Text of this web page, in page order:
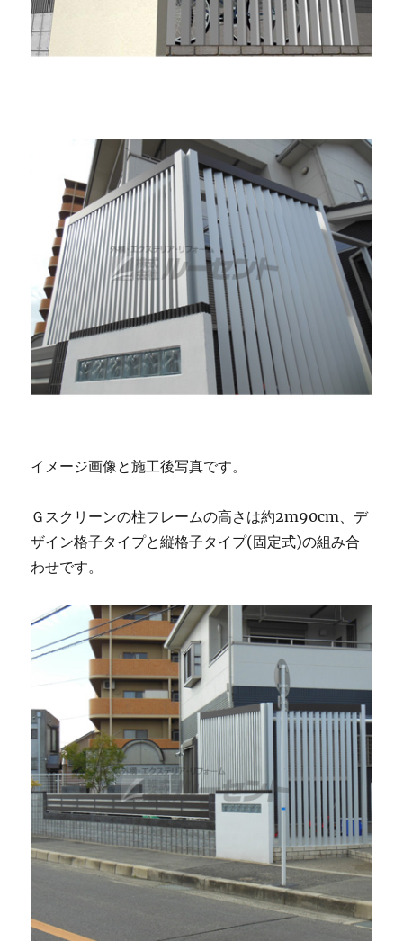
イメージ画像と施工後写真です。
Ｇスクリーンの柱フレームの高さは約2m90cm、デ
ザイン格子タイプと縦格子タイプ(固定式)の組み合
わせです。